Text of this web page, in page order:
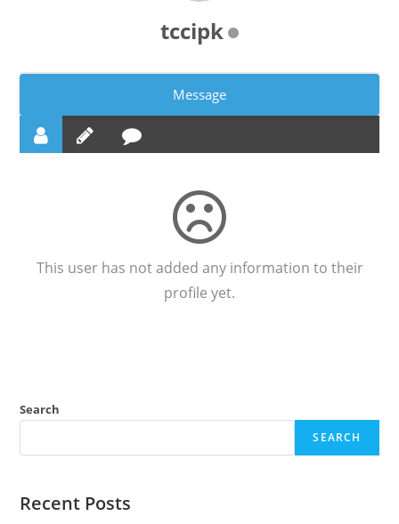
tccipk
Message
This user has not added any information to their
profile yet.
Search
SEARCH
Recent Posts